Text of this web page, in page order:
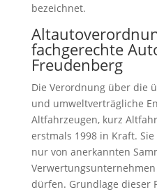
bezeichnet.
fachgerechte
Freudenberg
Die Verordnung über die
und umweltverträgliche
Altfahrzeugen, kurz
erstmals 1998 in Kraft.
nur von anerkannten
dürfen. Grundlage dieser